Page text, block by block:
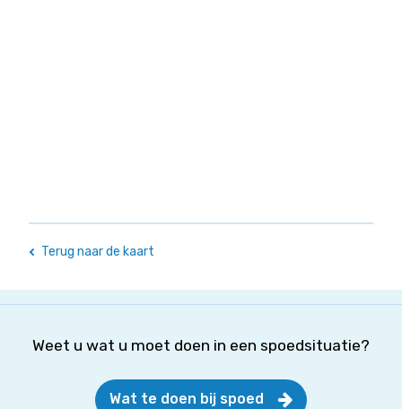
Terug naar de kaart
Weet u wat u moet doen in een spoedsituatie?
Wat te doen bij spoed